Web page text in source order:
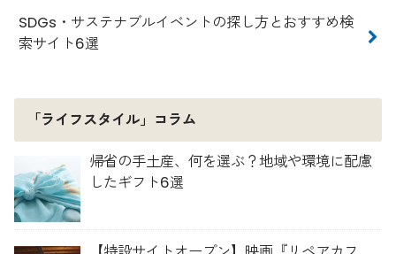
SDGs・サステナブルイベントの探し方とおすすめ検
索サイト6選
「ライフスタイル」コラム
帰省の手土産、何を選ぶ？地域や環境に配慮
したギフト6選